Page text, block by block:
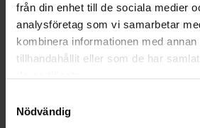
från din enhet till de sociala medier
analysföretag som vi samarbetar
kombinera informationen med
tillhandahållit eller som de har
Nödvändig
Vi har en lång och bred
typer av begravningar, både
och enligt olika religiösa
Ceremonivärd